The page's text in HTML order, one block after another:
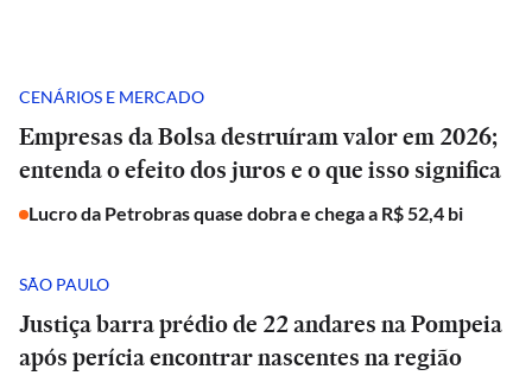
CENÁRIOS E MERCADO
Empresas da Bolsa destruíram valor em 2026;
entenda o efeito dos juros e o que isso significa
Lucro da Petrobras quase dobra e chega a R$ 52,4 bi
SÃO PAULO
Justiça barra prédio de 22 andares na Pompeia
após perícia encontrar nascentes na região